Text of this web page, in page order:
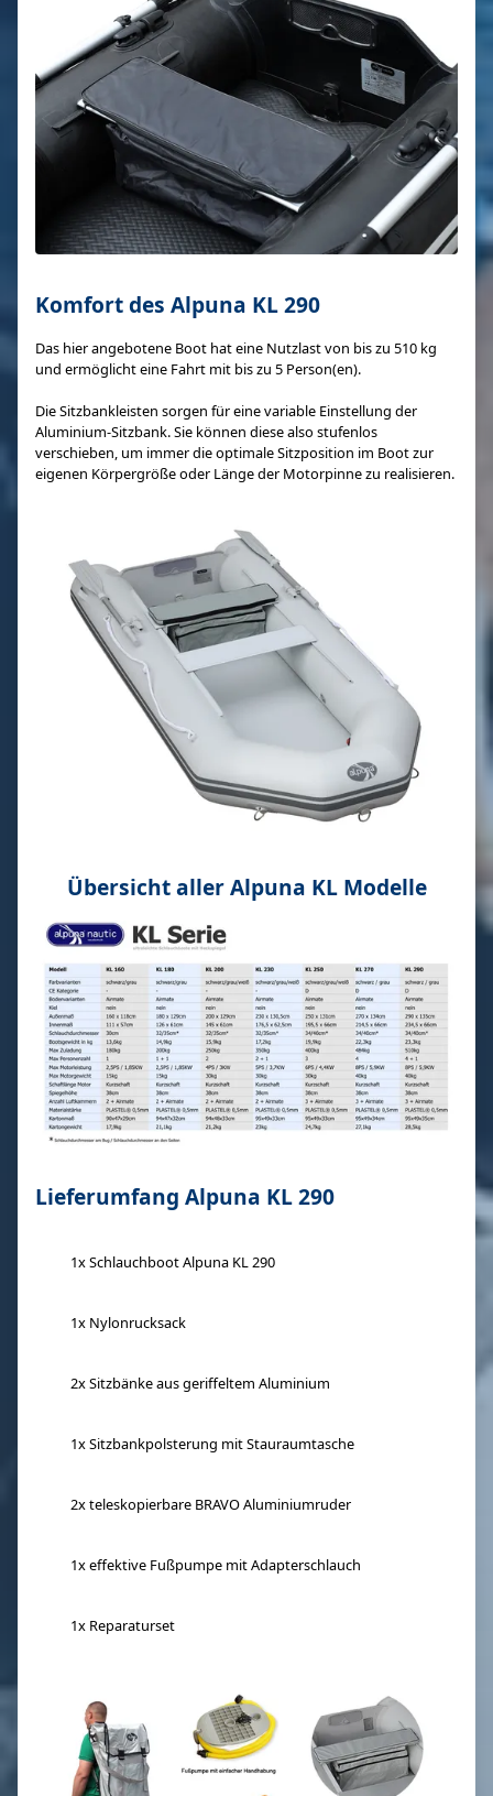
Komfort des Alpuna KL 290
Das hier angebotene Boot hat eine Nutzlast von bis zu 510 kg
und ermöglicht eine Fahrt mit bis zu 5 Person(en).
Die Sitzbankleisten sorgen für eine variable Einstellung der
Aluminium-Sitzbank. Sie können diese also stufenlos
verschieben, um immer die optimale Sitzposition im Boot zur
eigenen Körpergröße oder Länge der Motorpinne zu realisieren.
Übersicht aller Alpuna KL Modelle
Lieferumfang Alpuna KL 290
1x Schlauchboot Alpuna KL 290
1x Nylonrucksack
2x Sitzbänke aus geriffeltem Aluminium
1x Sitzbankpolsterung mit Stauraumtasche
2x teleskopierbare BRAVO Aluminiumruder
1x effektive Fußpumpe mit Adapterschlauch
1x Reparaturset